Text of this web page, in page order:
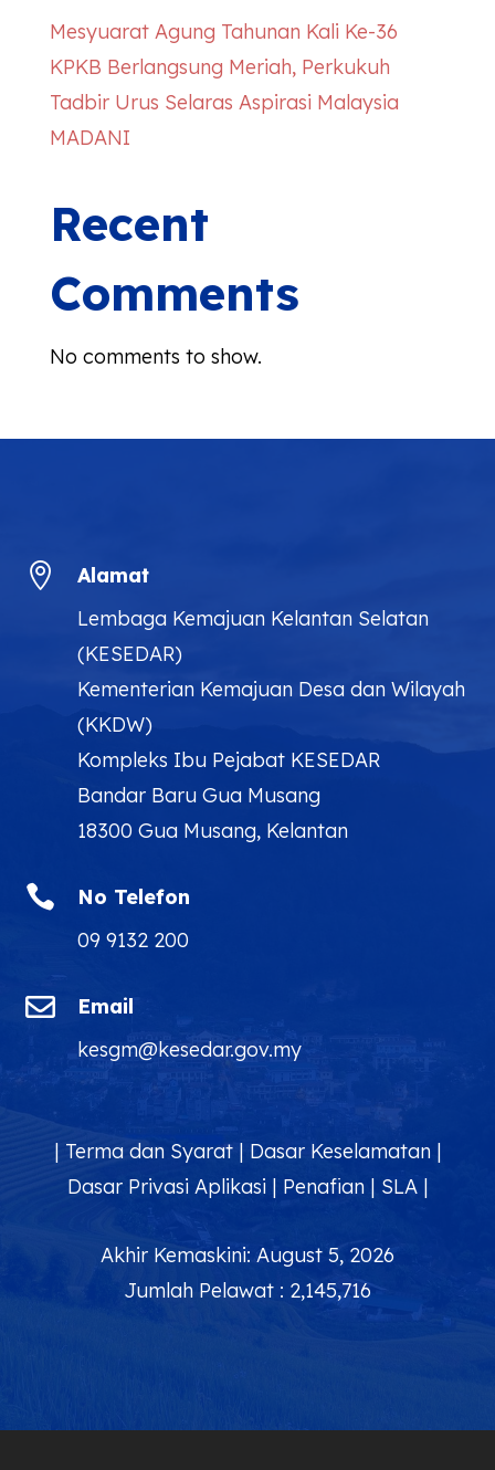
Mesyuarat Agung Tahunan Kali Ke-36
KPKB Berlangsung Meriah, Perkukuh
Tadbir Urus Selaras Aspirasi Malaysia
MADANI
Recent
Comments
No comments to show.

Alamat
Lembaga Kemajuan Kelantan Selatan
(KESEDAR)
Kementerian Kemajuan Desa dan Wilayah
(KKDW)
Kompleks Ibu Pejabat KESEDAR
Bandar Baru Gua Musang
18300 Gua Musang, Kelantan

No Telefon
09 9132 200

Email
kesgm@kesedar.gov.my
| Terma dan Syarat| Dasar Keselamatan|
Dasar Privasi Aplikasi| Penafian| SLA|
Akhir Kemaskini: August 5, 2026
Jumlah Pelawat : 2,145,716